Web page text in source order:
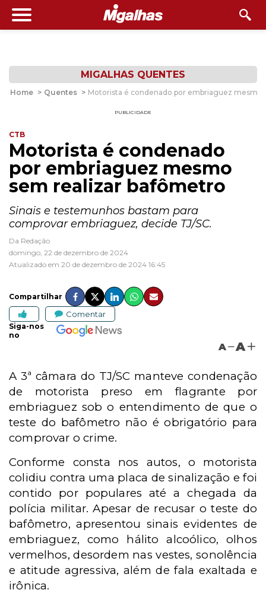
MIGALHAS QUENTES
Home > Quentes > Motorista é condenado por embriaguez mesmo
PUBLICIDADE
CTB
Motorista é condenado
por embriaguez mesmo
sem realizar bafômetro
Sinais e testemunhos bastam para
comprovar embriaguez, decide TJ/SC.
Da Redação
domingo, 22 de dezembro de 2024
Atualizado em 20 de dezembro de 2024 16:45
Compartilhar
Comentar
Siga-nos
no
A A
A 3ª câmara do TJ/SC manteve condenação
de motorista preso em flagrante por
embriaguez sob o entendimento de que o
teste do bafômetro não é obrigatório para
comprovar o crime.
Conforme consta nos autos, o motorista
colidiu contra uma placa de sinalização e foi
contido por populares até a chegada da
polícia militar. Apesar de recusar o teste do
bafômetro, apresentou sinais evidentes de
embriaguez, como hálito alcoólico, olhos
vermelhos, desordem nas vestes, sonolência
e atitude agressiva, além de fala exaltada e
irônica.